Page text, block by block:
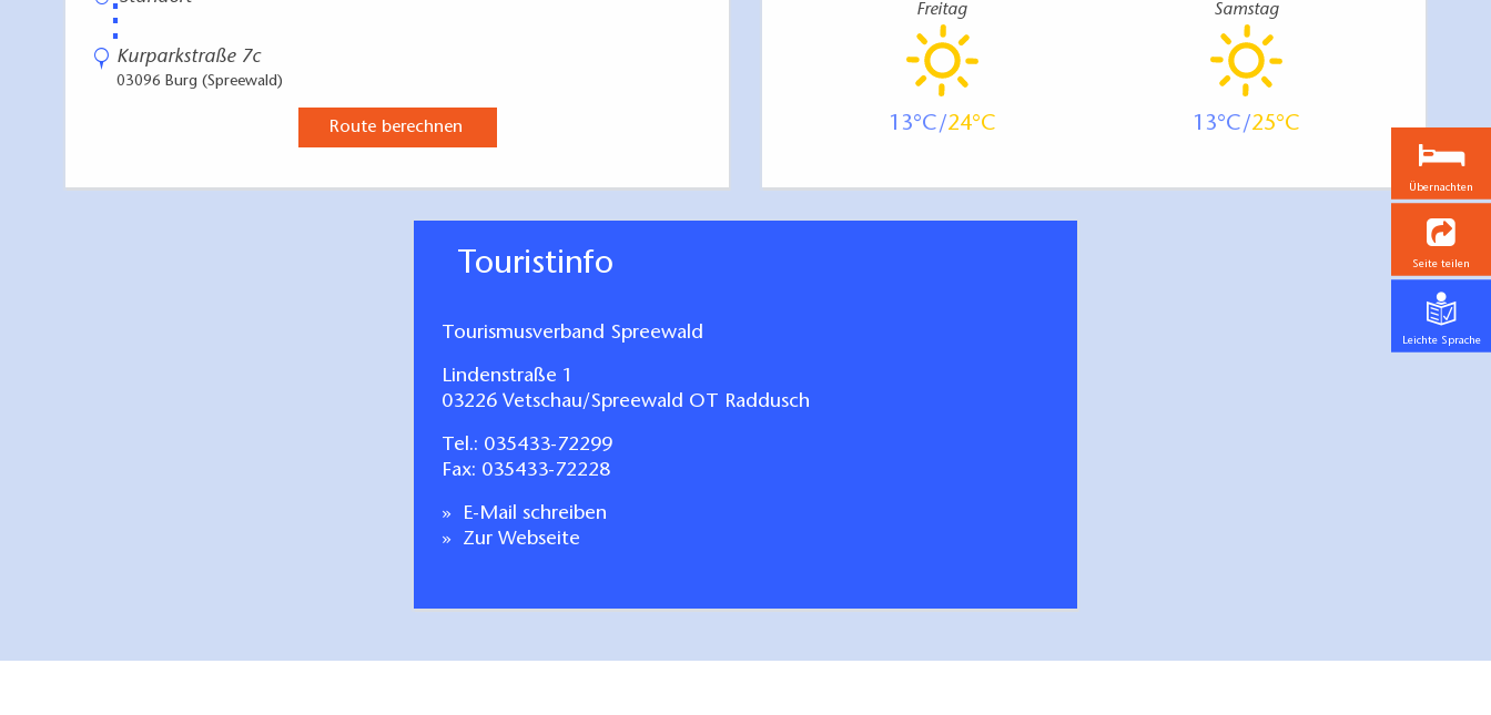
⋮
Kurparkstraße 7c
03096 Burg (Spreewald)
Route berechnen
Freitag
13 24
Samstag
13 25
Touristinfo
Tourismusverband Spreewald
Lindenstraße 1
03226 Vetschau/Spreewald OT Raddusch
Tel.: 035433-72299
Fax: 035433-72228
E-Mail schreiben
Zur Webseite
Übernachten
Seite teilen
Leichte Sprache